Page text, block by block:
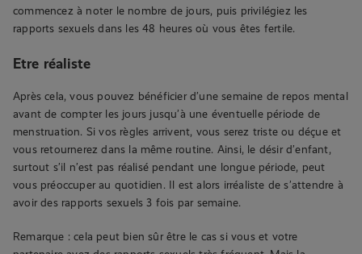
commencez à noter le nombre de jours, puis privilégiez les
rapports sexuels dans les 48 heures où vous êtes fertile.
Etre réaliste
Après cela, vous pouvez bénéficier d’une semaine de repos mental
avant de compter les jours jusqu’à une éventuelle période de
menstruation. Si vos règles arrivent, vous serez triste ou déçue et
vous retournerez dans la même routine. Ainsi, le désir d’enfant,
surtout s’il n’est pas réalisé pendant une longue période, peut
vous préoccuper au quotidien. Il est alors irréaliste de s’attendre à
avoir des rapports sexuels 3 fois par semaine.
Remarque : cela peut bien sûr être le cas si vous et votre